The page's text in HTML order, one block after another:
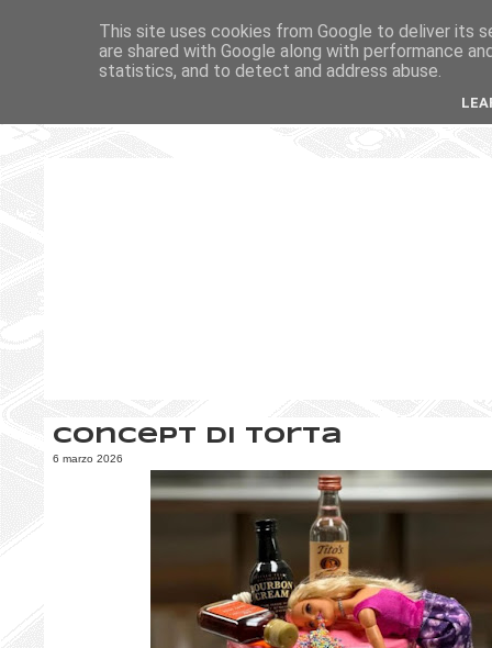
Concept di torta
6 marzo 2026
This site uses cookies from Google to deliver its
are shared with Google along with performance
statistics, and to detect and address abuse.